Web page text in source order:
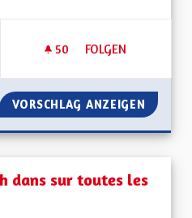
50 50 FOLLOWER
FOLGEN
RETOUR DE LA
VORSCHLAG ANZEIGEN
dans sur toutes les